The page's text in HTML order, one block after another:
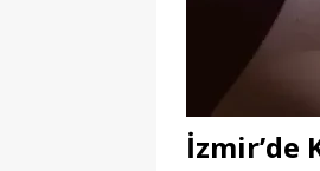
İzmir’de